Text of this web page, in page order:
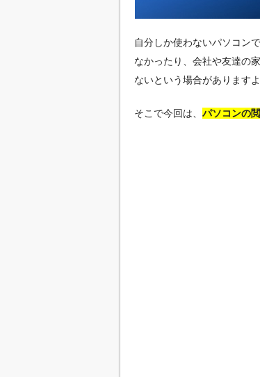
自分しか使わないパソコン
なかったり、会社や友達の
ないという場合がありますよ
そこで今回は、 パソコンの